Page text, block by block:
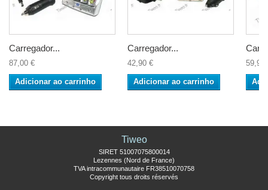
Carregador...
87,00 €
Adicionar ao carrinho
Carregador...
42,90 €
Adicionar ao carrinho
59,90
Tiweo
SIRET 51007075800014
Lezennes (Nord de France)
TVA intracommunautaire FR38510070758
Copyright tous droits réservés